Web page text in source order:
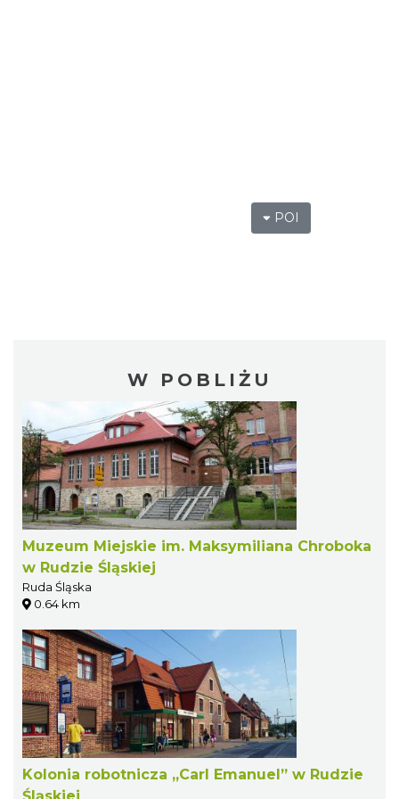
POI
W POBLIŻU
Muzeum Miejskie im. Maksymiliana Chroboka
w Rudzie Śląskiej
Ruda Śląska
0.64 km
Kolonia robotnicza „Carl Emanuel” w Rudzie